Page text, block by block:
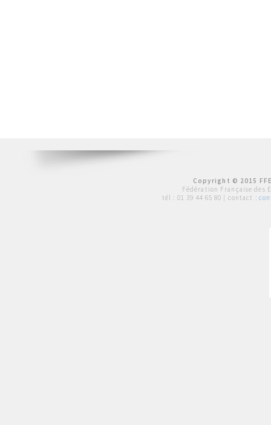
Copyright © 2015
Fédération Française des
tél : 01 39 44 65 80 | contact :